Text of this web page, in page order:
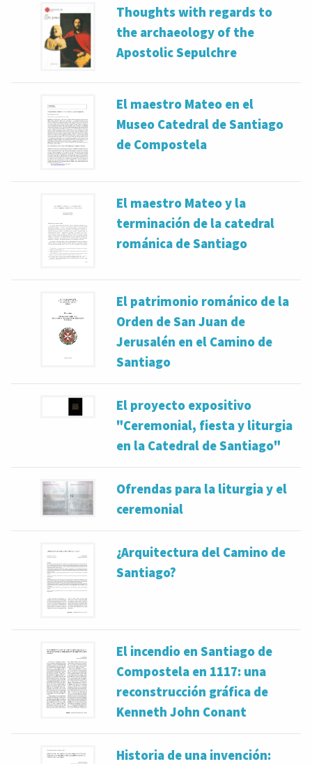
Thoughts with regards to
the archaeology of the
Apostolic Sepulchre
El maestro Mateo en el
Museo Catedral de Santiago
de Compostela
El maestro Mateo y la
terminación de la catedral
románica de Santiago
El patrimonio románico de la
Orden de San Juan de
Jerusalén en el Camino de
Santiago
El proyecto expositivo
"Ceremonial, fiesta y liturgia
en la Catedral de Santiago"
Ofrendas para la liturgia y el
ceremonial
¿Arquitectura del Camino de
Santiago?
El incendio en Santiago de
Compostela en 1117: una
reconstrucción gráfica de
Kenneth John Conant
Historia de una invención: